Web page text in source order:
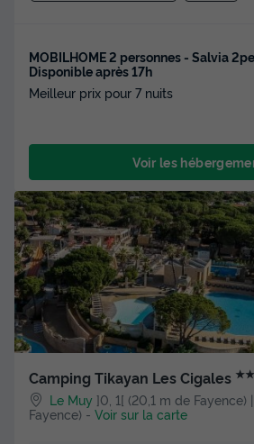
MOBILHOME 2 personnes - Salvia
Disponible après 17h
Meilleur prix pour 7 nuits
Voir les
Camping Tikayan Les Cigales
Le Muy ]0, 1[ (20,1 m de Fayence)
Fayence) - Voir sur la carte